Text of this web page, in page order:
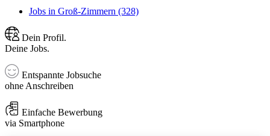
Jobs in Groß-Zimmern (328)
Dein Profil.
Deine Jobs.
Entspannte Jobsuche
ohne Anschreiben
Einfache Bewerbung
via Smartphone